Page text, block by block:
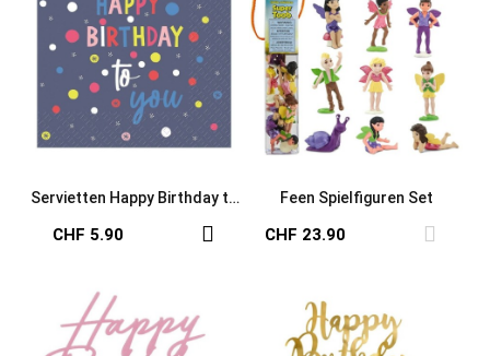
Servietten Happy Birthday to
CHF 5.90
Feen Spielfiguren Set
CHF 23.90